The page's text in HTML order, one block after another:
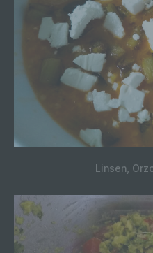
Linsen,
f)
Pseudonymisierung
personenbezogener
welche die
Hinzuziehung
mehr einer
zugeordnet werden
zusätzlichen
aufbewahrt werden
gewährleisten, dass
identifizierbaren
g)